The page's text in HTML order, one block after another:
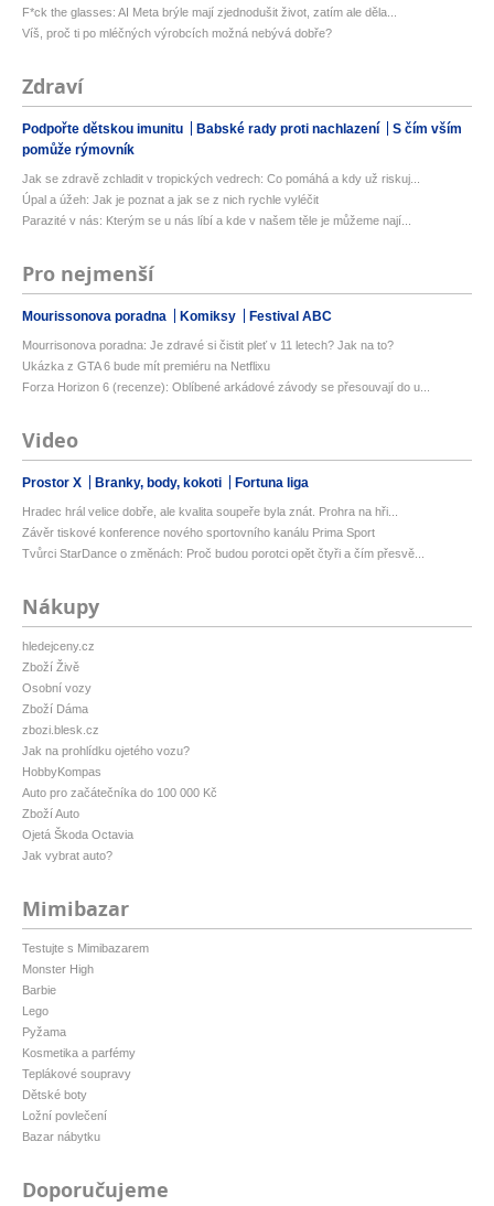
F*ck the glasses: AI Meta brýle mají zjednodušit život, zatím ale děla...
Víš, proč ti po mléčných výrobcích možná nebývá dobře?
Zdraví
Podpořte dětskou imunitu Babské rady proti nachlazení
S čím vším
pomůže rýmovník
Jak se zdravě zchladit v tropických vedrech: Co pomáhá a kdy už riskuj...
Úpal a úžeh: Jak je poznat a jak se z nich rychle vyléčit
Parazité v nás: Kterým se u nás líbí a kde v našem těle je můžeme nají...
Pro nejmenší
Mourissonova poradna Komiksy Festival ABC
Mourrisonova poradna: Je zdravé si čistit pleť v 11 letech? Jak na to?
Ukázka z GTA 6 bude mít premiéru na Netflixu
Forza Horizon 6 (recenze): Oblíbené arkádové závody se přesouvají do u...
Video
Prostor X Branky, body, kokoti Fortuna liga
Hradec hrál velice dobře, ale kvalita soupeře byla znát. Prohra na hři...
Závěr tiskové konference nového sportovního kanálu Prima Sport
Tvůrci StarDance o změnách: Proč budou porotci opět čtyři a čím přesvě...
Nákupy
hledejceny.cz
Zboží Živě
Osobní vozy
Zboží Dáma
zbozi.blesk.cz
Jak na prohlídku ojetého vozu?
HobbyKompas
Auto pro začátečníka do 100 000 Kč
Zboží Auto
Ojetá Škoda Octavia
Jak vybrat auto?
Mimibazar
Testujte s Mimibazarem
Monster High
Barbie
Lego
Pyžama
Kosmetika a parfémy
Teplákové soupravy
Dětské boty
Ložní povlečení
Bazar nábytku
Doporučujeme